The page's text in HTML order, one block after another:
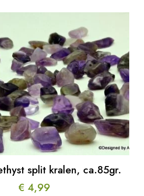
split kralen, ca.85gr.
€ 4,99